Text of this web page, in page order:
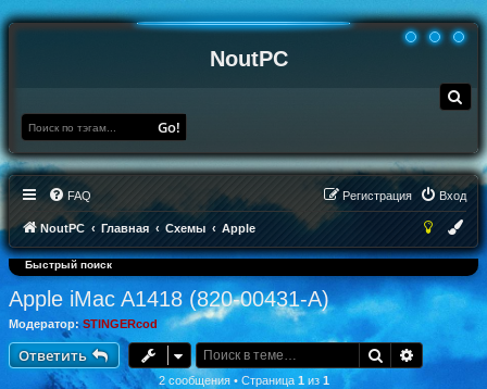
NoutPC
о
Go!
FAQ Вход
Регистрация
NoutPC Главная Схемы Apple
Быстрый поиск
Apple iMac A1418 (820-00431-A)
Модератор: STINGERcod
Ответить Поиск
2 сообщения • Страница 1 из1